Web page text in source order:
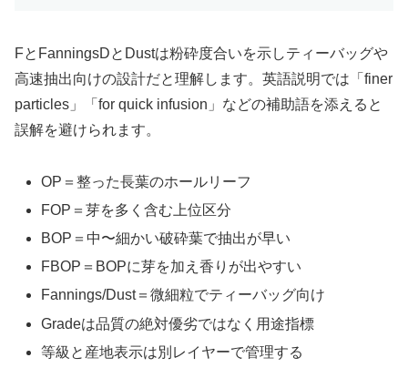
FとFanningsDとDustは粉砕度合いを示しティーバッグや
高速抽出向けの設計だと理解します。英語説明では「finer
particles」「for quick infusion」などの補助語を添えると
誤解を避けられます。
OP＝整った長葉のホールリーフ
FOP＝芽を多く含む上位区分
BOP＝中〜細かい破砕葉で抽出が早い
FBOP＝BOPに芽を加え香りが出やすい
Fannings/Dust＝微細粒でティーバッグ向け
Gradeは品質の絶対優劣ではなく用途指標
等級と産地表示は別レイヤーで管理する